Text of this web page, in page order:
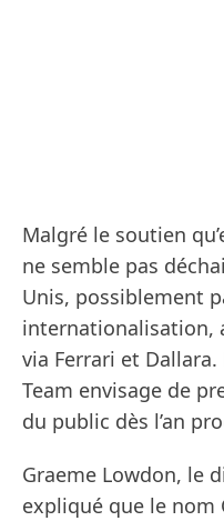
Malgré le soutien
ne semble pas
Unis, possiblement
internationalisation,
via Ferrari et Dallara.
Team envisage de
du public dès l’an
Graeme Lowdon, le
expliqué que le nom